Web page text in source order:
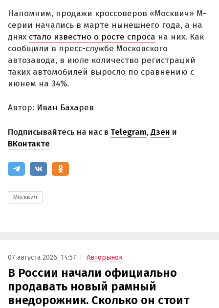
Напомним, продажи кроссоверов «Москвич» М-
серии начались в марте нынешнего года, а на
днях стало известно о росте спроса на них. Как
сообщили в пресс-службе Московского
автозавода, в июле количество регистраций
таких автомобилей выросло по сравнению с
июнем на 34%.
Автор: Иван Бахарев
Подписывайтесь на нас в Telegram,Дзен и
ВКонтакте
Москвич
07 августа 2026, 14:57 Авторынок
В России начали официально
продавать новый рамный
внедорожник. Сколько он стоит